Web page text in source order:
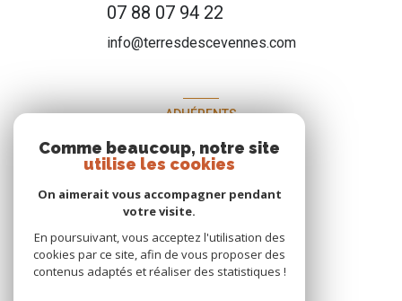
07 88 07 94 22
info@terresdescevennes.com
ADHÉRENTS
Nous adhérons
Comme beaucoup, notre site
utilise les cookies
On aimerait vous accompagner pendant
votre visite.
En poursuivant, vous acceptez l'utilisation des
cookies par ce site, afin de vous proposer des
contenus adaptés et réaliser des statistiques !